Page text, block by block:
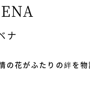
ナ
の花がふたりの絆を物